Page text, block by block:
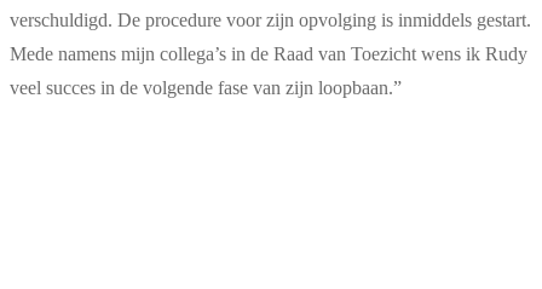
verschuldigd. De procedure voor zijn opvolging is inmiddels gestart.
Mede namens mijn collega’s in de Raad van Toezicht wens ik Rudy
veel succes in de volgende fase van zijn loopbaan.”